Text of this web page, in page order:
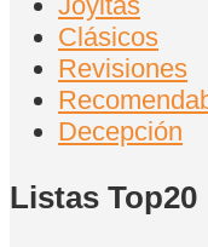
Clásicos
Revisiones
Decepción
Listas Top20